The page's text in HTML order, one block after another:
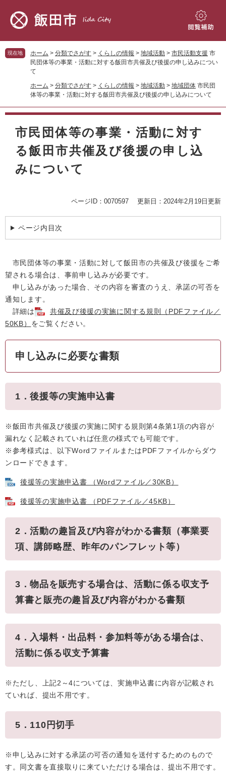
先
頭
を
飛
文
閲
補
助
現在地 ホーム > 分類でさがす > くらしの情報 > 地域活動 > 市民活動支援 市
民団体等の事業・活動に対する飯田市共催及び後援の申し込みについ
て
ホーム > 分類でさがす > くらしの情報 > 地域活動 > 地域団体 市民団
体等の事業・活動に対する飯田市共催及び後援の申し込みについて
本
市民団体等の事業・活動に対す
る飯田市共催及び後援の申し込
みについて
ページID：0070597 更新日：2024年2月19日更新
ページ内目次
市民団体等の事業・活動に対して飯田市の共催及び後援をご希
望される場合は、事前申し込みが必要です。
申し込みがあった場合、その内容を審査のうえ、承諾の可否を
通知します。
詳細は
共催及び後援の実施に関する規則（PDFファイル／
50KB） をご覧ください。
申し込みに必要な書類
1．後援等の実施申込書
※飯田市共催及び後援の実施に関する規則第4条第1項の内容が
漏れなく記載されていれば任意の様式でも可能です。
※参考様式は、以下WordファイルまたはPDFファイルからダウ
ンロードできます。
後援等の実施申込書 （Wordファイル／30KB）
後援等の実施申込書 （PDFファイル／45KB）
2．活動の趣旨及び内容がわかる書類（事業要
項、講師略歴、昨年のパンフレット等）
3．物品を販売する場合は、活動に係る収支予
算書と販売の趣旨及び内容がわかる書類
4．入場料・出品料・参加料等がある場合は、
活動に係る収支予算書
※ただし、上記2～4については、実施申込書に内容が記載され
ていれば、提出不用です。
5．110円切手
※申し込みに対する承諾の可否の通知を送付するためのもので
す。同文書を直接取りに来ていただける場合は、提出不用です。